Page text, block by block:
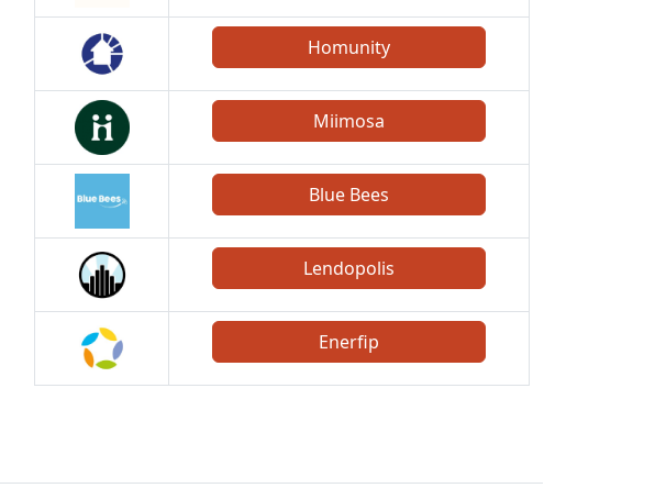
Homunity
Miimosa
Blue Bees
Lendopolis
Enerfip